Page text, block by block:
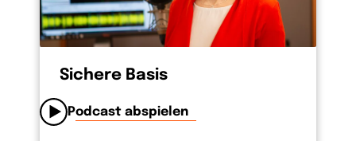
Sichere Basis
Podcast abspielen